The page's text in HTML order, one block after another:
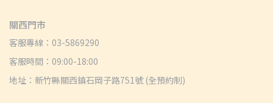
關西門市
客服專線：03-5869290
客服時間：09:00-18:00
地址：新竹縣關西鎮石岡子路751號 (全預約制)